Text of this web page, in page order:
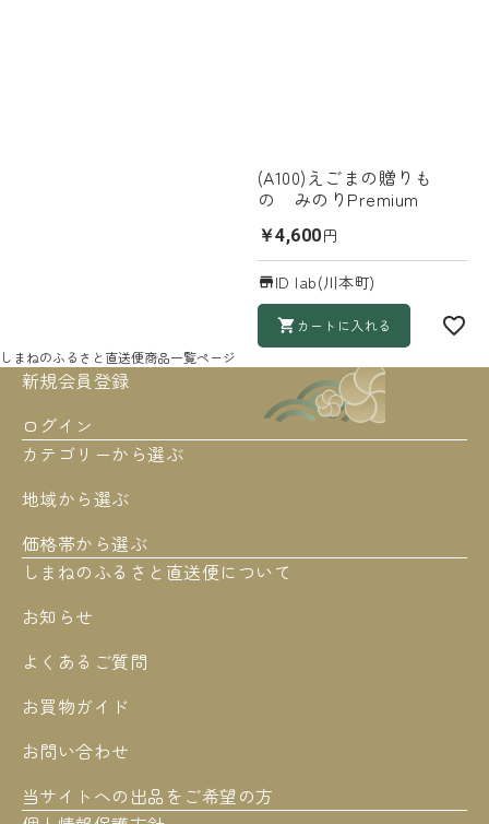
(A100)えごまの贈りも
の みのりPremium
￥4,600円
ID lab(川本町)
カートに入れる
しまねのふるさと直送便商品一覧ページ
カテゴリーから選ぶ
地域から選ぶ
価格帯から選ぶ
新規会員登録
ログイン
しまねのふるさと直送便について
お知らせ
よくあるご質問
お買物ガイド
お問い合わせ
当サイトへの出品をご希望の方